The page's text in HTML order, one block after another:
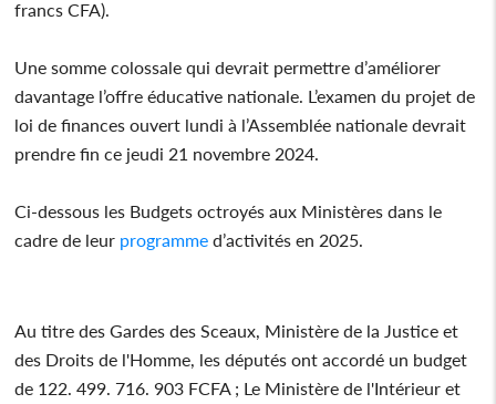
francs CFA).
Une somme colossale qui devrait permettre d’améliorer
davantage l’offre éducative nationale. L’examen du projet de
loi de finances ouvert lundi à l’Assemblée nationale devrait
prendre fin ce jeudi 21 novembre 2024.
Ci-dessous les Budgets octroyés aux Ministères dans le
cadre de leur programme d’activités en 2025.
Au titre des Gardes des Sceaux, Ministère de la Justice et
des Droits de l'Homme, les députés ont accordé un budget
de 122. 499. 716. 903 FCFA ; Le Ministère de l'Intérieur et